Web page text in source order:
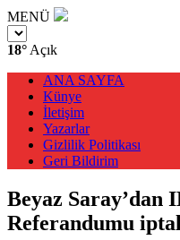
MENÜ
18° Açık
ANA SAYFA
Künye
İletişim
Yazarlar
Gizlilik Politikası
Geri Bildirim
Beyaz Saray’dan
Referandumu